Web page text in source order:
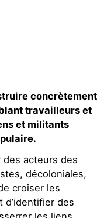
concrètement
travailleurs et
et militants
des acteurs des
décoloniales,
croiser les
des